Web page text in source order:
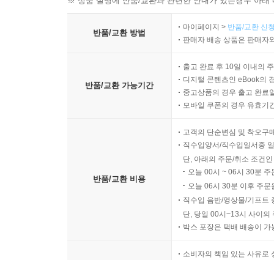
반품/교환 방법
마이페이지 > 반품/교환 신
판매자 배송 상품은 판매자
반품/교환 가능기간
출고 완료 후 10일 이내의
디지털 콘텐츠인 eBook의
중고상품의 경우 출고 완료
모바일 쿠폰의 경우 유효기
반품/교환 비용
고객의 단순변심 및 착오구
직수입양서/직수입일서중
단, 아래의 주문/취소 조건
오늘 00시 ~ 06시 30분
오늘 06시 30분 이후 주
직수입 음반/영상물/기프트
단, 당일 00시~13시 사이의
박스 포장은 택배 배송이
소비자의 책임 있는 사유로